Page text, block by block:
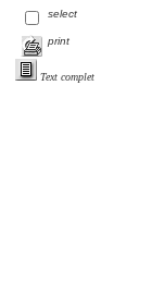
select
print
Text complet